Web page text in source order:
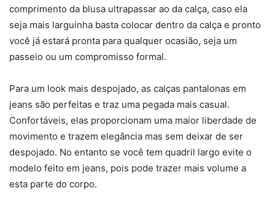
comprimento da blusa ultrapassar ao da calça, caso ela
seja mais larguinha basta colocar dentro da calça e pronto
você já estará pronta para qualquer ocasião, seja um
passeio ou um compromisso formal.
Para um look mais despojado, as calças pantalonas em
jeans são perfeitas e traz uma pegada mais casual.
Confortáveis, elas proporcionam uma maior liberdade de
movimento e trazem elegância mas sem deixar de ser
despojado. No entanto se você tem quadril largo evite o
modelo feito em jeans, pois pode trazer mais volume a
esta parte do corpo.